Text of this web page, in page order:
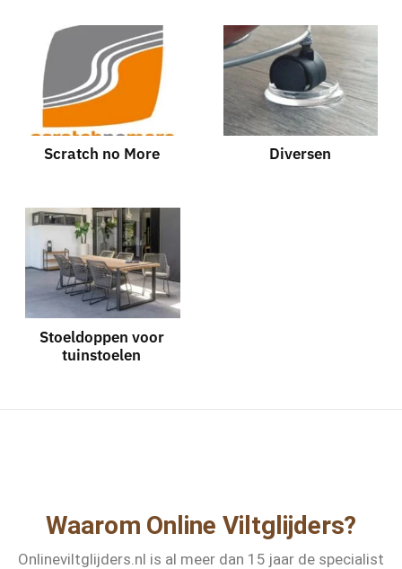
Scratch no More Diversen
Stoeldoppen voor
tuinstoelen
Waarom Online Viltglijders?
Onlineviltglijders.nl is al meer dan 15 jaar de specialist